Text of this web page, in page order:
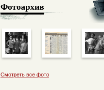
Фотоархив
Смотреть все фото